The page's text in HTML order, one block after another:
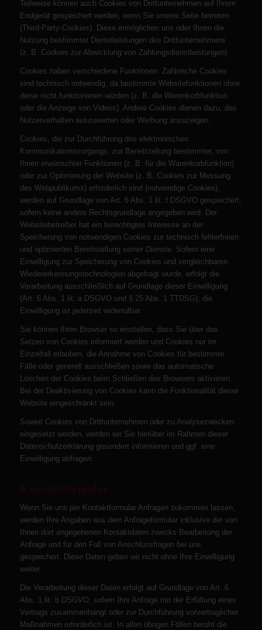
Teilweise können auch Cookies von Drittunternehmen auf Ihrem
Endgerät gespeichert werden, wenn Sie unsere Seite betreten
(Third-Party-Cookies). Diese ermöglichen uns oder Ihnen die
Nutzung bestimmter Dienstleistungen des Drittunternehmens
(z. B. Cookies zur Abwicklung von Zahlungsdienstleistungen).
Cookies haben verschiedene Funktionen. Zahlreiche Cookies
sind technisch notwendig, da bestimmte Websitefunktionen ohne
diese nicht funktionieren würden (z. B. die Warenkorbfunktion
oder die Anzeige von Videos). Andere Cookies dienen dazu, das
Nutzerverhalten auszuwerten oder Werbung anzuzeigen.
Cookies, die zur Durchführung des elektronischen
Kommunikationsvorgangs, zur Bereitstellung bestimmter, von
Ihnen erwünschter Funktionen (z. B. für die Warenkorbfunktion)
oder zur Optimierung der Website (z. B. Cookies zur Messung
des Webpublikums) erforderlich sind (notwendige Cookies),
werden auf Grundlage von Art. 6 Abs. 1 lit. f DSGVO gespeichert,
sofern keine andere Rechtsgrundlage angegeben wird. Der
Websitebetreiber hat ein berechtigtes Interesse an der
Speicherung von notwendigen Cookies zur technisch fehlerfreien
und optimierten Bereitstellung seiner Dienste. Sofern eine
Einwilligung zur Speicherung von Cookies und vergleichbaren
Wiedererkennungstechnologien abgefragt wurde, erfolgt die
Verarbeitung ausschließlich auf Grundlage dieser Einwilligung
(Art. 6 Abs. 1 lit. a DSGVO und § 25 Abs. 1 TTDSG); die
Einwilligung ist jederzeit widerrufbar.
Sie können Ihren Browser so einstellen, dass Sie über das
Setzen von Cookies informiert werden und Cookies nur im
Einzelfall erlauben, die Annahme von Cookies für bestimmte
Fälle oder generell ausschließen sowie das automatische
Löschen der Cookies beim Schließen des Browsers aktivieren.
Bei der Deaktivierung von Cookies kann die Funktionalität dieser
Website eingeschränkt sein.
Soweit Cookies von Drittunternehmen oder zu Analysezwecken
eingesetzt werden, werden wir Sie hierüber im Rahmen dieser
Datenschutzerklärung gesondert informieren und ggf. eine
Einwilligung abfragen.
Kontaktformular
Wenn Sie uns per Kontaktformular Anfragen zukommen lassen,
werden Ihre Angaben aus dem Anfrageformular inklusive der von
Ihnen dort angegebenen Kontaktdaten zwecks Bearbeitung der
Anfrage und für den Fall von Anschlussfragen bei uns
gespeichert. Diese Daten geben wir nicht ohne Ihre Einwilligung
weiter.
Die Verarbeitung dieser Daten erfolgt auf Grundlage von Art. 6
Abs. 1 lit. b DSGVO, sofern Ihre Anfrage mit der Erfüllung eines
Vertrags zusammenhängt oder zur Durchführung vorvertraglicher
Maßnahmen erforderlich ist. In allen übrigen Fällen beruht die